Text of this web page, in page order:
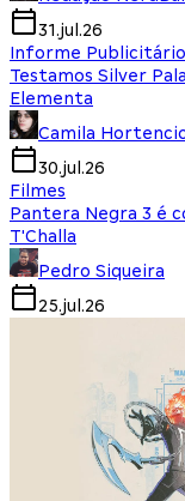
31.jul.26
Informe Publicitário
Testamos Silver
Elementa
Camila
30.jul.26
Filmes
Pantera Negra 3 é
T'Challa
Pedro Siqueira
25.jul.26